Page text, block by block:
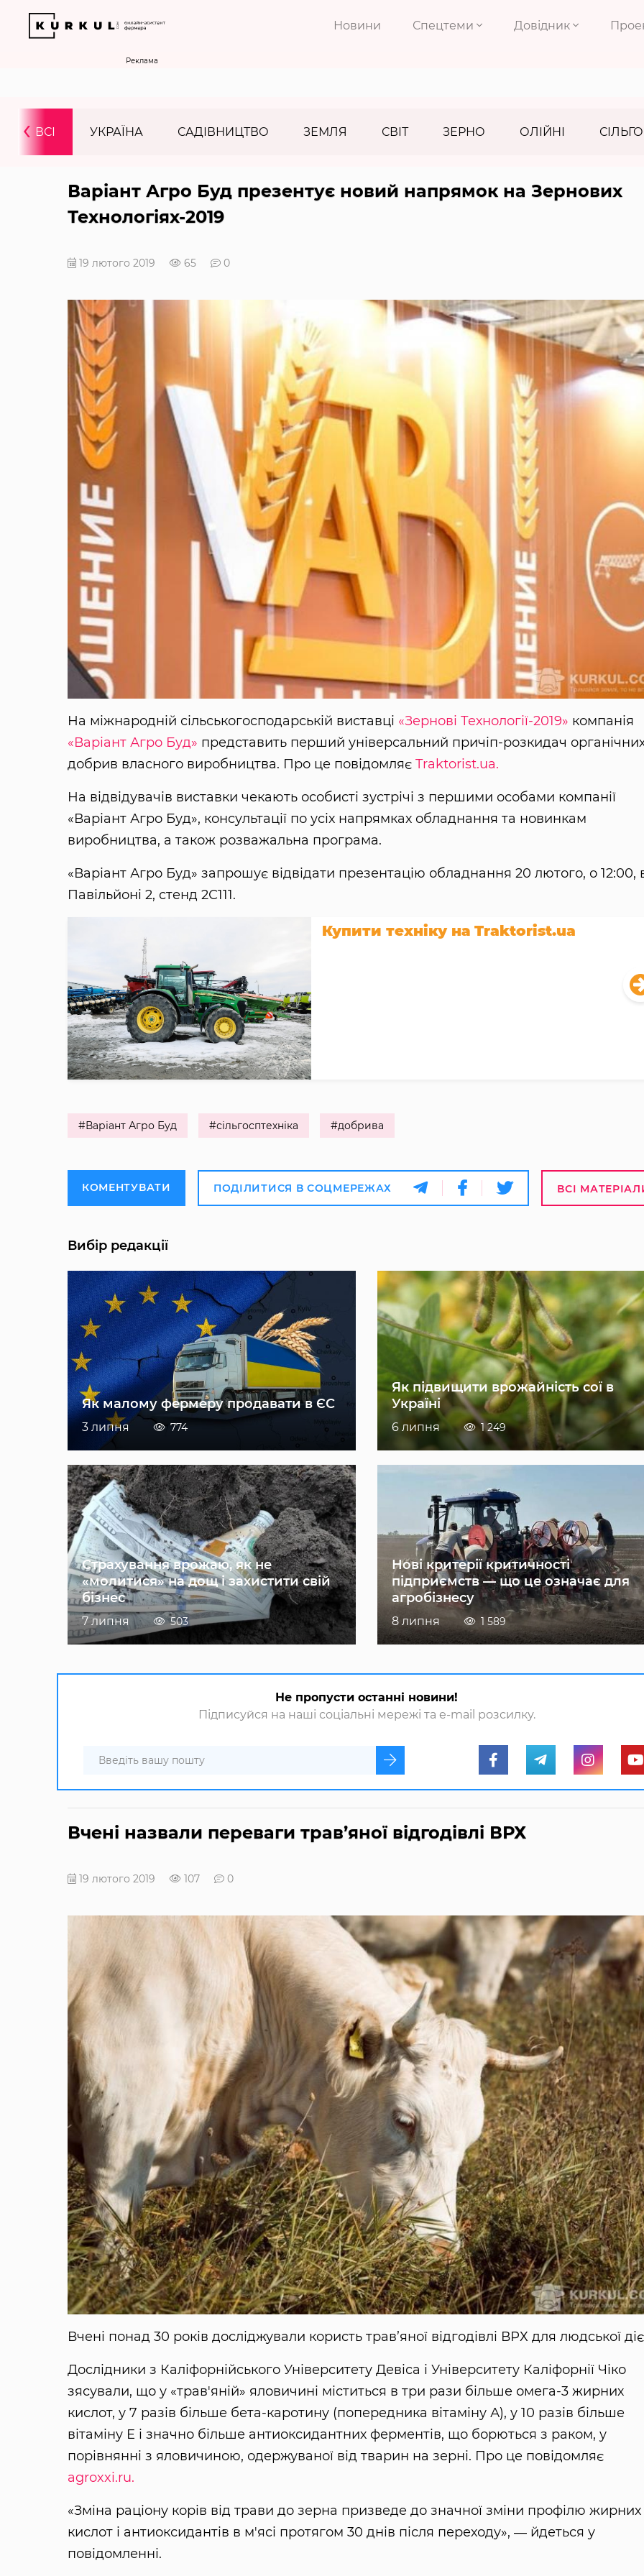
Новини Спецтеми Довідник
Реклама
ВСІ УКРАЇНА САДІВНИЦТВО ЗЕМЛЯ СВІТ ЗЕРНО ОЛІЙНІ
‹
Варіант Агро Буд презентує новий напрямок на Зернових
Технологіях-2019
19 лютого 2019 65 0
На міжнародній сільськогосподарській виставці «Зернові Технології-2019» компанія
«Варіант Агро Буд» представить перший універсальний причіп-розкидач
добрив власного виробництва. Про це повідомляє Traktorist.ua.
На відвідувачів виставки чекають особисті зустрічі з першими особами компанії
«Варіант Агро Буд», консультації по усіх напрямках обладнання та новинкам
виробництва, а також розважальна програма.
«Варіант Агро Буд» запрошує відвідати презентацію обладнання 20 лютого, о 12:00,
Павільйоні 2, стенд 2С111.
Купити техніку на Traktorist.ua
#Варіант Агро Буд #сільгосптехніка #добрива
КОМЕНТУВАТИ ПОДІЛИТИСЯ В СОЦМЕРЕЖАХ ВСІ
Вибір редакції
Як малому фермеру продавати в ЄС
3 липня 774
Як підвищити врожайність сої в
Україні
6 липня 1 249
Страхування врожаю, як не
«молитися» на дощ і захистити свій
бізнес
7 липня 503
Нові критерії критичності
підприємств — що це означає для
агробізнесу
8 липня 1 589
Не пропусти останні новини!
Підписуйся на наші соціальні мережі та e-mail розсилку.
Вчені назвали переваги трав’яної відгодівлі ВРХ
19 лютого 2019 107 0
Вчені понад 30 років досліджували користь трав’яної відгодівлі ВРХ для людської
Дослідники з Каліфорнійського Університету Девіса і Університету Каліфорнії Чіко
зясували, що у «трав'яній» яловичині міститься в три рази більше омега-3 жирних
кислот, у 7 разів більше бета-каротину (попередника вітаміну А), у 10 разів більше
вітаміну Е і значно більше антиоксидантних ферментів, що борються з раком, у
порівнянні з яловичиною, одержуваної від тварин на зерні. Про це повідомляє
agroxxi.ru.
«Зміна раціону корів від трави до зерна призведе до значної зміни профілю жирних
кислот і антиоксидантів в м'ясі протягом 30 днів після переходу», ― йдеться у
повідомленні.